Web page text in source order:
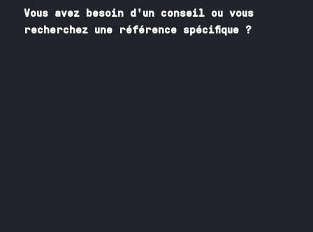
Vous avez besoin d'un conseil ou vous
recherchez une référence spécifique ?